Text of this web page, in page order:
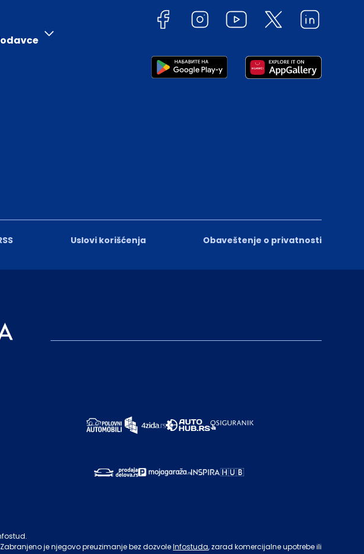
Uslovi korišćenja Obaveštenje o privatnosti
je njegovo preuzimanje bez dozvoleInfostuda, zarad komercijalne upotrebe ili